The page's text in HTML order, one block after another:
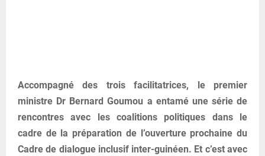
Accompagné des trois facilitatrices, le premier
ministre Dr Bernard Goumou a entamé une série de
rencontres avec les coalitions politiques dans le
cadre de la préparation de l’ouverture prochaine du
Cadre de dialogue inclusif inter-guinéen. Et c’est avec